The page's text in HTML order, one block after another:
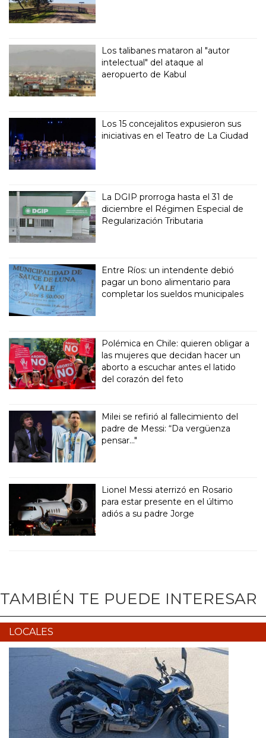
Los talibanes mataron al "autor
intelectual" del ataque al
aeropuerto de Kabul
Los 15 concejalitos expusieron sus
iniciativas en el Teatro de La Ciudad
La DGIP prorroga hasta el 31 de
diciembre el Régimen Especial de
Regularización Tributaria
Entre Ríos: un intendente debió
pagar un bono alimentario para
completar los sueldos municipales
Polémica en Chile: quieren obligar a
las mujeres que decidan hacer un
aborto a escuchar antes el latido
del corazón del feto
Milei se refirió al fallecimiento del
padre de Messi: “Da vergüenza
pensar..."
Lionel Messi aterrizó en Rosario
para estar presente en el último
adiós a su padre Jorge
TAMBIÉN TE PUEDE INTERESAR
LOCALES